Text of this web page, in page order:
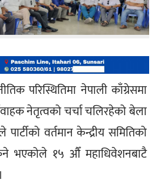
परिस्थितिमा नेपाली काँग्रेसमा
नेतृत्वको चर्चा चलिरहेको बेला
वर्तमान केन्द्रीय समितिको
भएकोले १५ औँ महाधिवेशनबाटै